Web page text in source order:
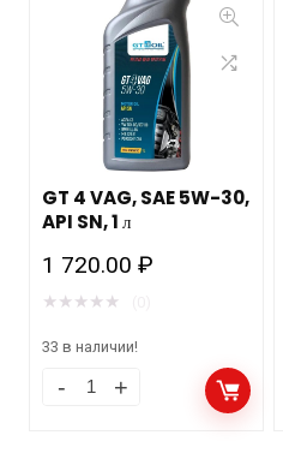
GT 4 VAG, SAE 5W-30,
API SN, 1 л
1 720.00₽
★ ★ ★ ★ ★
33 в наличии!